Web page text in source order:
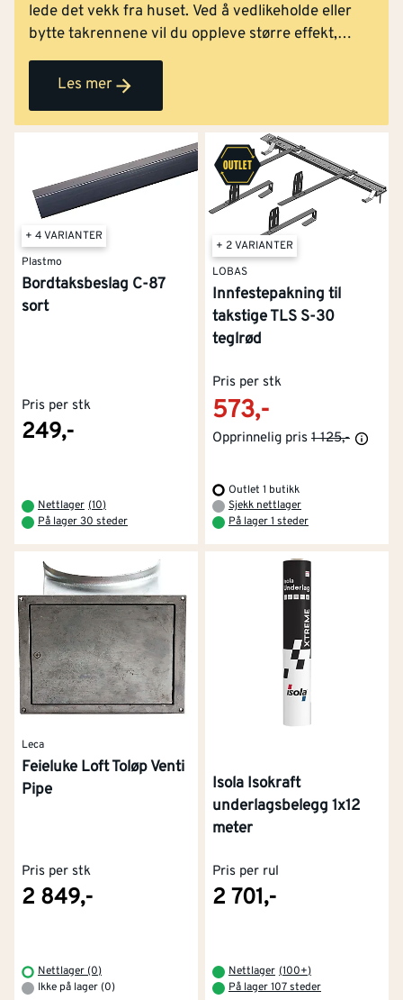
lede det vekk fra huset. Ved å vedlikeholde eller
bytte takrennene vil du oppleve større effekt,
samtidig som fasaden får et løft. Vi viser deg
hvordan du bytter takrenner - steg for steg.
Les mer
+ 4 VARIANTER
Plastmo
Bordtaksbeslag C-87
sort
Pris per stk
249,-
Nettlager (10)
På lager 30 steder
+ 2 VARIANTER
LOBAS
Innfestepakning til
takstige TLS S-30
teglrød
Pris per stk
573,-
Opprinnelig pris 1 125,-
Outlet 1 butikk
Sjekk nettlager
På lager 1 steder
Leca
Feieluke Loft Toløp Venti
Pipe
Pris per stk
2 849,-
Nettlager (0)
Ikke på lager (0)
Isola Isokraft
underlagsbelegg 1x12
meter
Pris per rul
2 701,-
Nettlager (100+)
På lager 107 steder